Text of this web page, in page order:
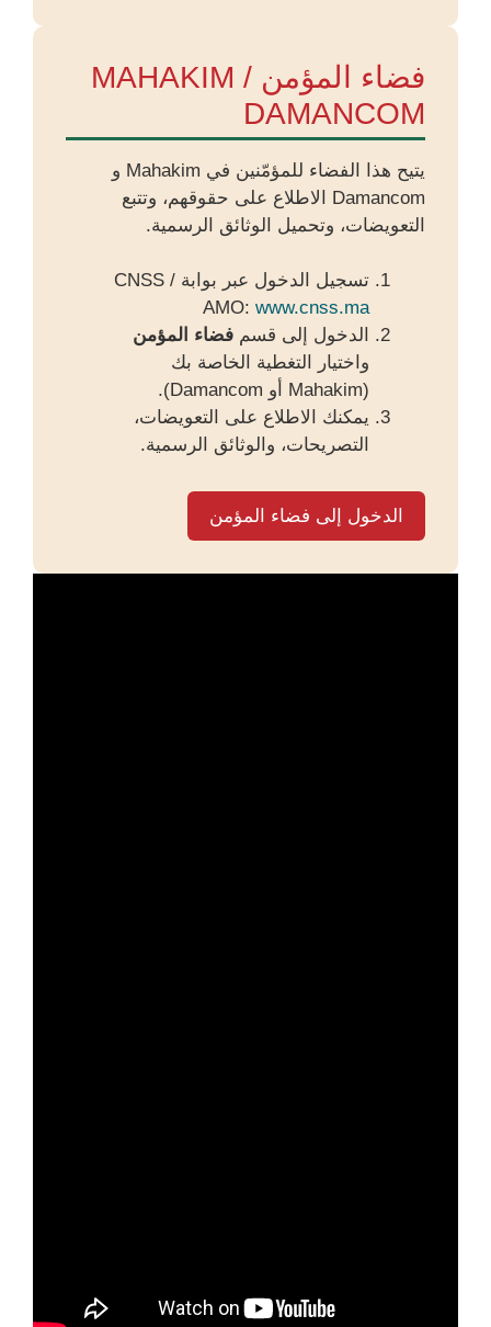
فضاء المؤمن MAHAKIM /
DAMANCOM
يتيح هذا الفضاء للمؤمّنين في Mahakim و
Damancom الاطلاع على حقوقهم، وتتبع
التعويضات، وتحميل الوثائق الرسمية.
تسجيل الدخول عبر بوابة CNSS /
AMO: www.cnss.ma
الدخول إلى قسم فضاء المؤمن
واختيار التغطية الخاصة بك
(Mahakim أو Damancom).
يمكنك الاطلاع على التعويضات،
التصريحات، والوثائق الرسمية.
الدخول إلى فضاء المؤمن